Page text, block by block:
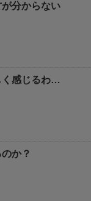
が分からない
く感じるわ…
か？